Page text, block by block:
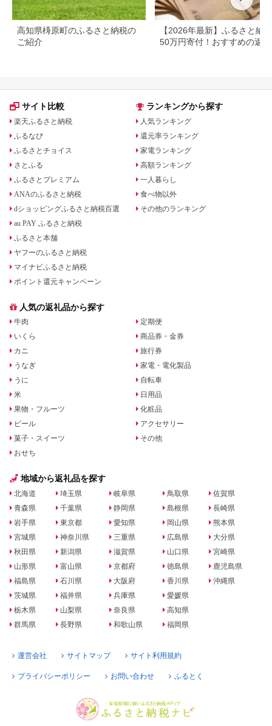
高知県梼原町のふるさと納税の
ご紹介
【2026年最新】ふるさと納
50万円寄付！おすすめの返
サイト比較
楽天ふるさと納税
ふるなび
ふるさとチョイス
さとふる
ふるさとプレミアム
ANAのふるさと納税
dショッピングふるさと納税百選
au PAY ふるさと納税
ふるさと本舗
ヤフーのふるさと納税
マイナビふるさと納税
ポイント還元キャンペーン
ランキングから探す
人気ランキング
還元率ランキング
家電ランキング
高額ランキング
一人暮らし
食べ物以外
その他のランキング
人気の返礼品から探す
牛肉
いくら
カニ
うなぎ
うに
米
果物・フルーツ
ビール
菓子・スイーツ
おせち
定期便
商品券・金券
旅行券
家電・電化製品
自転車
日用品
化粧品
アクセサリー
その他
地域から返礼品を探す
北海道
青森県
岩手県
宮城県
秋田県
山形県
福島県
茨城県
栃木県
群馬県
埼玉県
千葉県
東京都
神奈川県
新潟県
富山県
石川県
福井県
山梨県
長野県
岐阜県
静岡県
愛知県
三重県
滋賀県
京都府
大阪府
兵庫県
奈良県
和歌山県
鳥取県
島根県
岡山県
広島県
山口県
徳島県
香川県
愛媛県
高知県
福岡県
佐賀県
長崎県
熊本県
大分県
宮崎県
鹿児島県
沖縄県
運営会社 サイトマップ サイト利用規約
プライバシーポリシー お問い合わせ ふるとく